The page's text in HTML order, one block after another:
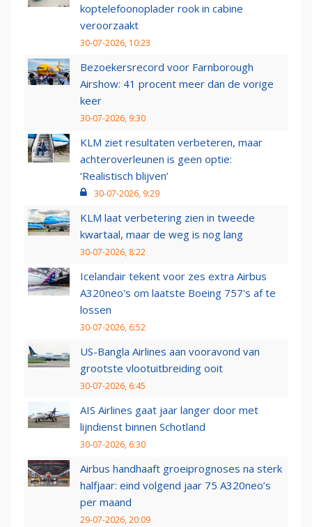
koptelefoonoplader rook in cabine
veroorzaakt
30-07-2026, 10:23
Bezoekersrecord voor Farnborough
Airshow: 41 procent meer dan de vorige
keer
30-07-2026, 9:30
KLM ziet resultaten verbeteren, maar
achteroverleunen is geen optie:
‘Realistisch blijven’
30-07-2026, 9:29
KLM laat verbetering zien in tweede
kwartaal, maar de weg is nog lang
30-07-2026, 8:22
Icelandair tekent voor zes extra Airbus
A320neo's om laatste Boeing 757's af te
lossen
30-07-2026, 6:52
US-Bangla Airlines aan vooravond van
grootste vlootuitbreiding ooit
30-07-2026, 6:45
AIS Airlines gaat jaar langer door met
lijndienst binnen Schotland
30-07-2026, 6:30
Airbus handhaaft groeiprognoses na sterk
halfjaar: eind volgend jaar 75 A320neo’s
per maand
29-07-2026, 20:09